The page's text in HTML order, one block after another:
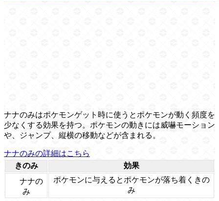
ナナのみはポケモンゲット時に使うとポケモンが動く頻度を
少なくする効果を持つ。ポケモンの動きには威嚇モーション
や、ジャンプ、縦横の移動などが含まれる。
ナナのみの詳細はこちら
きのみ
効果
ナナの
み
ポケモンに与えるとポケモンが落ち着くきの
み